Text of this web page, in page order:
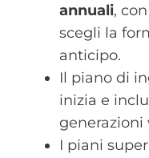
annuali,
scegli la
anticipo.
Il piano di
inizia e
generazioni
I piani